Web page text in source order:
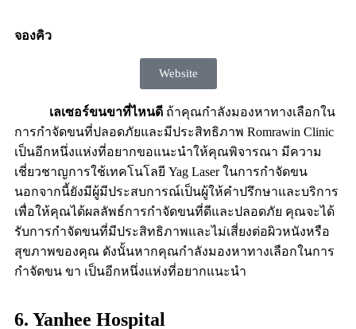
จองคิว
Website
เลเซอร์ขนขาที่ไหนดี ถ้าคุณกำลังมองหาทางเลือกใน
การกำจัดขนที่ปลอดภัยและมีประสิทธิภาพ Romrawin Clinic
เป็นอีกหนึ่งแห่งที่อยากขอแนะนำให้คุณพิจารณา มีความ
เชี่ยวชาญการใช้เทคโนโลยี Yag Laser ในการกำจัดขน
นอกจากนี้ยังมีผู้มีประสบการณ์เป็นผู้ให้คำปรึกษาและบริการ
เพื่อให้คุณได้ผลลัพธ์การกำจัดขนที่ดีและปลอดภัย คุณจะได้
รับการกำจัดขนที่มีประสิทธิภาพและไม่เสี่ยงต่อผิวหนังหรือ
สุขภาพของคุณ ดังนั้นหากคุณกำลังมองหาทางเลือกในการ
กำจัดขน ขา เป็นอีกหนึ่งแห่งที่อยากแนะนำ
6. Yanhee Hospital